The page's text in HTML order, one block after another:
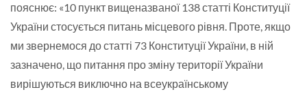
пояснює: «10 пункт вищеназваної 138 статті Конституції
України стосується питань місцевого рівня. Проте, якщо
ми звернемося до статті 73 Конституції України, в ній
зазначено, що питання про зміну території України
вирішуються виключно на всеукраїнському